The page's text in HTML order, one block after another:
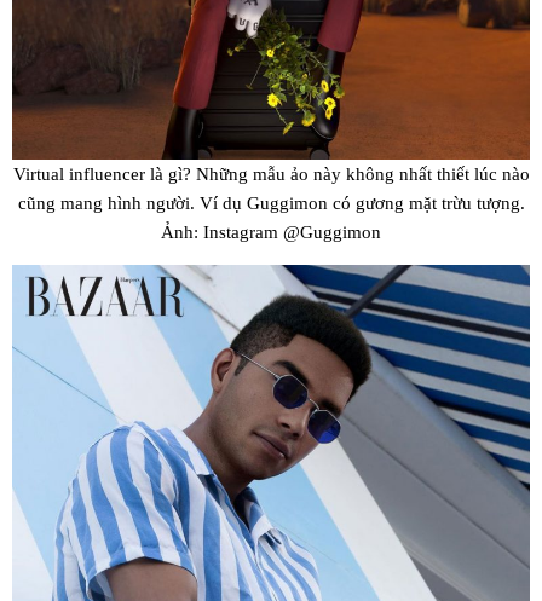
Virtual influencer là gì? Những mẫu ảo này không nhất thiết lúc nào
cũng mang hình người. Ví dụ Guggimon có gương mặt trừu tượng.
Ảnh: Instagram @Guggimon